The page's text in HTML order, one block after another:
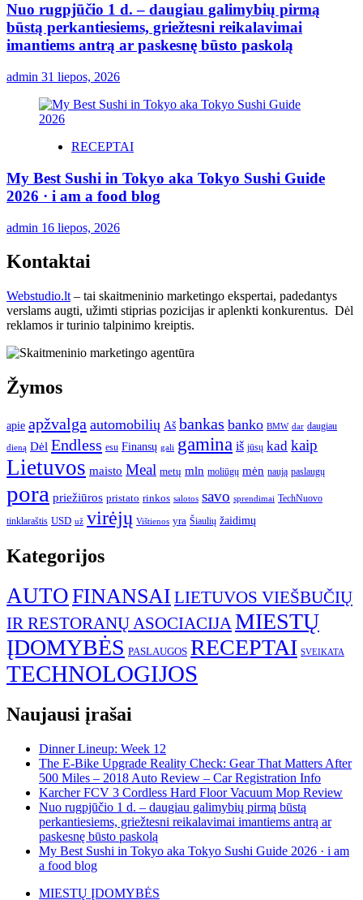
Nuo rugpjūčio 1 d. – daugiau galimybių pirmą
būstą perkantiesiems, griežtesni reikalavimai
imantiems antrą ar paskesnę būsto paskolą
admin 31 liepos, 2026
RECEPTAI
My Best Sushi in Tokyo aka Tokyo Sushi Guide
2026 · i am a food blog
admin 16 liepos, 2026
Kontaktai
Webstudio.lt – tai skaitmeninio marketingo ekspertai, padedantys
verslams augti, užimti stiprias pozicijas ir aplenkti konkurentus. Dėl
reklamos ir turinio talpinimo kreiptis.
Žymos
apie apžvalga automobilių Aš bankas banko BMW dar daugiau
dieną Dėl Endless esu Finansų gali gamina iš jūsų kad kaip
Lietuvos maisto Meal metų mln moliūgų mėn naują paslaugų
pora priežiūros pristato rinkos salotos savo sprendimai TechNuovo
tinklaraštis USD už virėjų Vištienos yra Šiaulių žaidimų
Kategorijos
AUTOFINANSAI LIETUVOS VIEŠBUČIŲ
IR RESTORANŲ ASOCIACIJAMIESTŲ
ĮDOMYBĖS PASLAUGOS RECEPTAI SVEIKATA
TECHNOLOGIJOS
Naujausi įrašai
Dinner Lineup: Week 12
The E-Bike Upgrade Reality Check: Gear That Matters After
500 Miles – 2018 Auto Review – Car Registration Info
Karcher FCV 3 Cordless Hard Floor Vacuum Mop Review
Nuo rugpjūčio 1 d. – daugiau galimybių pirmą būstą
perkantiesiems, griežtesni reikalavimai imantiems antrą ar
paskesnę būsto paskolą
My Best Sushi in Tokyo aka Tokyo Sushi Guide 2026 · i am
a food blog
MIESTŲ ĮDOMYBĖS